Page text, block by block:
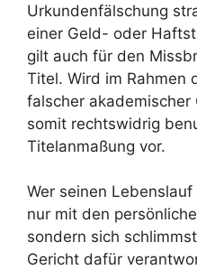
Urkundenfälschung
einer Geld- oder
gilt auch für den
Titel. Wird im Rahmen
falscher
somit rechtswidrig
Titelanmaßung vor.
Wer seinen
nur mit den
sondern sich
Gericht dafür